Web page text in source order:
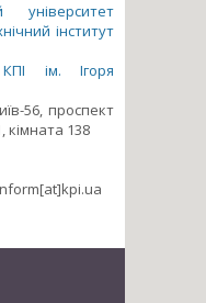
університет
інститут
ім. Ігоря
56, проспект
кімната 138